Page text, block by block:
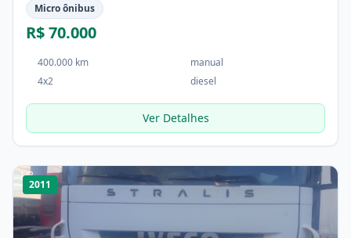
Micro ônibus
R$ 70.000
400.000 km
manual
4x2
diesel
Ver Detalhes
1/2
2011